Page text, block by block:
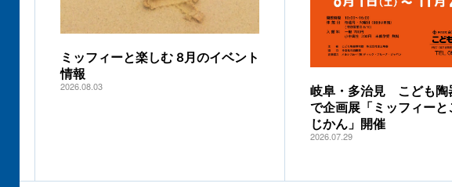
ミッフィーと楽しむ 8月のイベント
情報
2026.08.03
岐阜・多治見 こども陶
で企画展「ミッフィーと
じかん」開催
2026.07.29